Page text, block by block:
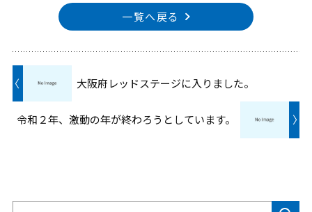
一覧へ戻る
〈 大阪府レッドステージに入りました。
〉
令和２年、激動の年が終わろうとしています。